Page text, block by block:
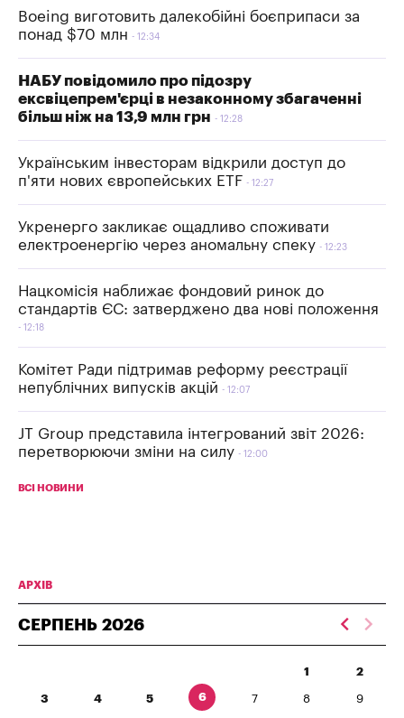
Boeing виготовить далекобійні боєприпаси за
понад $70 млн
12:34
НАБУ повідомило про підозру
ексвіцепрем'єрці в незаконному збагаченні
більш ніж на 13,9 млн грн
12:28
Українським інвесторам відкрили доступ до
п'яти нових європейських ETF
12:27
Укренерго закликає ощадливо споживати
електроенергію через аномальну спеку
12:23
Нацкомісія наближає фондовий ринок до
стандартів ЄС: затверджено два нові положення
12:18
Комітет Ради підтримав реформу реєстрації
непублічних випусків акцій
12:07
JT Group представила інтегрований звіт 2026:
перетворюючи зміни на силу
12:00
ВСІ НОВИНИ
АРХІВ
СЕРПЕНЬ 2026
1 2
3 4 5 6 7 8 9